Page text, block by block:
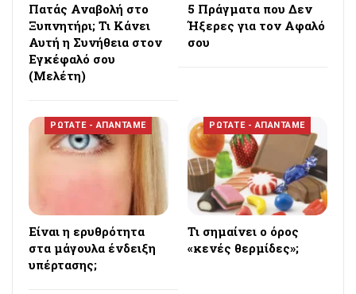
Πατάς Αναβολή στο
Ξυπνητήρι; Τι Κάνει
Αυτή η Συνήθεια στον
Εγκέφαλό σου
(Μελέτη)
5 Πράγματα που Δεν
Ήξερες για τον Αφαλό
σου
ΡΩΤΑΤΕ - ΑΠΑΝΤΑΜΕ
Eίναι η ερυθρότητα
στα μάγουλα ένδειξη
υπέρτασης;
ΡΩΤΑΤΕ - ΑΠΑΝΤΑΜΕ
Τι σημαίνει ο όρος
«κενές θερμίδες»;